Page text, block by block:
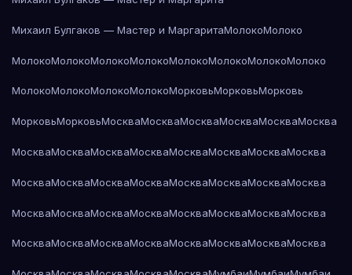
Михаил Булгаков — Мастер и МаргаритаМолокоМолоко
МолокоМолокоМолокоМолокоМолокоМолокоМолокоМолоко
МолокоМолокоМолокоМолокоМорковьМорковьМорковь
МорковьМорковьМоскваМоскваМоскваМоскваМоскваМосква
МоскваМоскваМоскваМоскваМоскваМоскваМоскваМосква
МоскваМоскваМоскваМоскваМоскваМоскваМоскваМосква
МоскваМоскваМоскваМоскваМоскваМоскваМоскваМосква
МоскваМоскваМоскваМоскваМоскваМоскваМоскваМосква